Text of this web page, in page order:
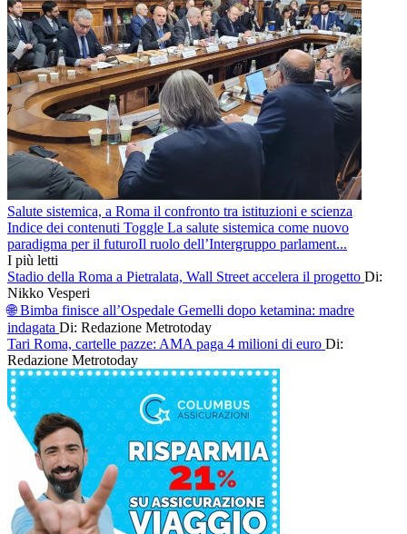
Salute sistemica, a Roma il confronto tra istituzioni e scienza
Indice dei contenuti Toggle La salute sistemica come nuovo
paradigma per il futuroIl ruolo dell’Intergruppo parlament...
I più letti
Stadio della Roma a Pietralata, Wall Street accelera il progetto Di:
Nikko Vesperi
🌐 Bimba finisce all’Ospedale Gemelli dopo ketamina: madre
indagata Di: Redazione Metrotoday
Tari Roma, cartelle pazze: AMA paga 4 milioni di euro Di:
Redazione Metrotoday